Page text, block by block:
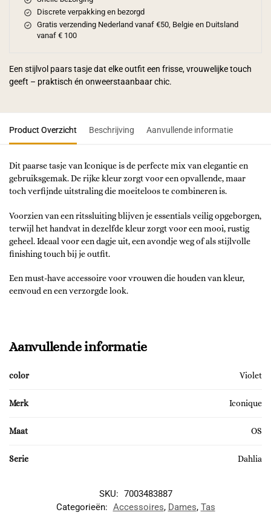
Discrete verpakking en bezorgd
Gratis verzending Nederland vanaf €50, Belgie en Duitsland
vanaf € 100
Een stijlvol paars tasje dat elke outfit een frisse, vrouwelijke touch
geeft – praktisch én onweerstaanbaar chic.
Product Overzicht Beschrijving Aanvullende informatie
Dit paarse tasje van Iconique is de perfecte mix van elegantie en
gebruiksgemak. De rijke kleur zorgt voor een opvallende, maar
toch verfijnde uitstraling die moeiteloos te combineren is.
Voorzien van een ritssluiting blijven je essentials veilig opgeborgen,
terwijl het handvat in dezelfde kleur zorgt voor een mooi, rustig
geheel. Ideaal voor een dagje uit, een avondje weg of als stijlvolle
finishing touch bij je outfit.
Een must-have accessoire voor vrouwen die houden van kleur,
eenvoud en een verzorgde look.
Aanvullende informatie
color Violet
Merk Iconique
Maat OS
Serie Dahlia
SKU: 7003483887
Categorieën: Accessoires, Dames, Tas